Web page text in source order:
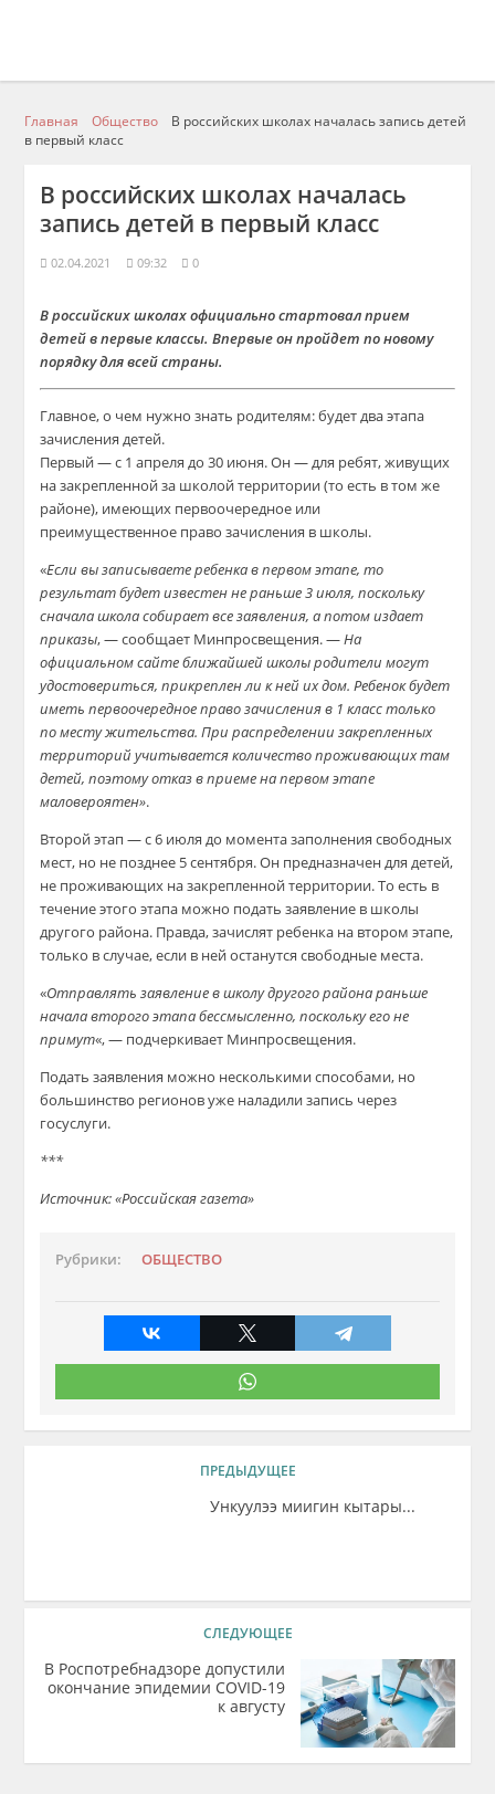
Главная Общество
В российских школах началась запись детей
в первый класс
В российских школах началась
запись детей в первый класс
02.04.2021 09:32 0
В российских школах официально стартовал прием
детей в первые классы. Впервые он пройдет по новому
порядку для всей страны.
Главное, о чем нужно знать родителям: будет два этапа
зачисления детей.
Первый — с 1 апреля до 30 июня. Он — для ребят, живущих
на закрепленной за школой территории (то есть в том же
районе), имеющих первоочередное или
преимущественное право зачисления в школы.
«Если вы записываете ребенка в первом этапе, то
результат будет известен не раньше 3 июля, поскольку
сначала школа собирает все заявления, а потом издает
приказы, — сообщает Минпросвещения. —На
официальном сайте ближайшей школы родители могут
удостовериться, прикреплен ли к ней их дом. Ребенок будет
иметь первоочередное право зачисления в 1 класс только
по месту жительства. При распределении закрепленных
территорий учитывается количество проживающих там
детей, поэтому отказ в приеме на первом этапе
маловероятен».
Второй этап — с 6 июля до момента заполнения свободных
мест, но не позднее 5 сентября. Он предназначен для детей,
не проживающих на закрепленной территории. То есть в
течение этого этапа можно подать заявление в школы
другого района. Правда, зачислят ребенка на втором этапе,
только в случае, если в ней останутся свободные места.
«Отправлять заявление в школу другого района раньше
начала второго этапа бессмысленно, поскольку его не
примут«, — подчеркивает Минпросвещения.
Подать заявления можно несколькими способами, но
большинство регионов уже наладили запись через
госуслуги.
***
Источник: «Российская газета»
Рубрики: ОБЩЕСТВО
ПРЕДЫДУЩЕЕ
Ункуулээ миигин кытары...
СЛЕДУЮЩЕЕ
В Роспотребнадзоре допустили
окончание эпидемии COVID-19
к августу